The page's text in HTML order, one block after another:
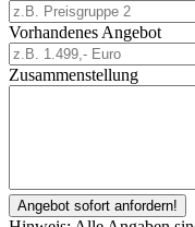
Vorhandenes Angebot
Zusammenstellung